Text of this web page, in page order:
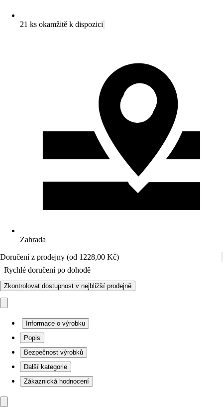
21 ks okamžitě k dispozici
Zahrada
Doručení z prodejny (od 1228,00 Kč)
Rychlé doručení po dohodě
Zkontrolovat dostupnost v nejbližší prodejně
Informace o výrobku
Popis
Bezpečnost výrobků
Další kategorie
Zákaznická hodnocení